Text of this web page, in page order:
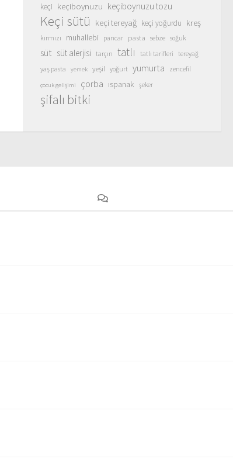
keçi keçiboynuzu keçiboynuzu tozu
Keçi sütü keçi tereyağ keçi yoğurdu kreş
kırmızı muhallebi pancar pasta sebze soğuk
süt süt alerjisi tarçın tatlı tatlı tarifleri tereyağ
yaş pasta yemek yeşil yoğurt yumurta zencefil
çocuk gelişimi çorba ıspanak şeker
şifalı bitki